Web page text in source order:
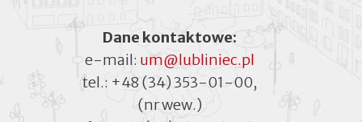
Dane kontaktowe:
e-mail: um@lubliniec.pl
tel.: +48 (34) 353-01-00,
(nr wew.)